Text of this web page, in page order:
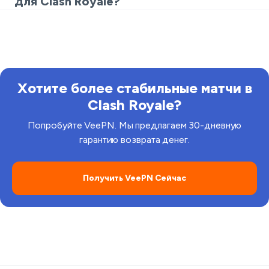
местной сети и выбранного сервера. Протестируйте
Хотите более стабильные матчи в
Clash Royale?
Попробуйте VeePN. Мы предлагаем 30-дневную
гарантию возврата денег.
Получить VeePN Сейчас